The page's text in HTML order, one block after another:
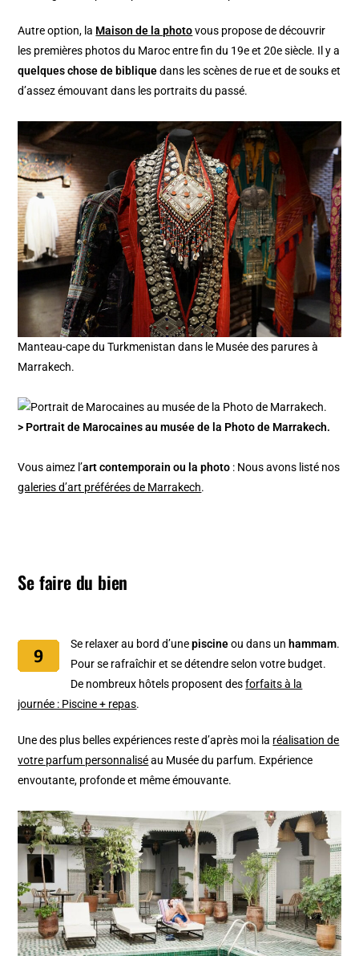
Autre option, la Maison de la photovous propose de découvrir
les premières photos du Maroc entre fin du 19e et 20e siècle. Il y a
quelques chose de bibliquedans les scènes de rue et de souks et
d’assez émouvant dans les portraits du passé.
Manteau-cape du Turkmenistan dans le Musée des parures à
Marrakech.
> Portrait de Marocaines au musée de la Photo de Marrakech.
Vous aimez l’art contemporain ou la photo : Nous avons listé nos
galeries d’art préférées de Marrakech.
Se faire du bien
Se relaxer au bord d’unepiscineou dans unhammam.
Pour se rafraîchir et se détendre selon votre budget.
De nombreux hôtels proposent desforfaits à la
journée : Piscine + repas.
Une des plus belles expériences reste d’après moi la réalisation de
votre parfum personnaliséau Musée du parfum. Expérience
envoutante, profonde et même émouvante.